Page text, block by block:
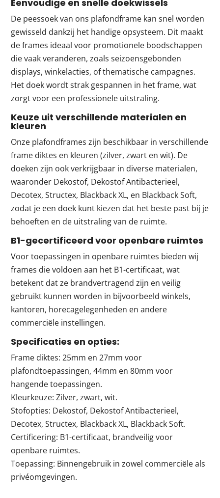
Eenvoudige en snelle doekwissels
De peessoek van ons plafondframe kan snel worden
gewisseld dankzij het handige opsysteem. Dit maakt
de frames ideaal voor promotionele boodschappen
die vaak veranderen, zoals seizoensgebonden
displays, winkelacties, of thematische campagnes.
Het doek wordt strak gespannen in het frame, wat
zorgt voor een professionele uitstraling.
Keuze uit verschillende materialen en
kleuren
Onze plafondframes zijn beschikbaar in verschillende
frame diktes en kleuren (zilver, zwart en wit). De
doeken zijn ook verkrijgbaar in diverse materialen,
waaronder Dekostof, Dekostof Antibacterieel,
Decotex, Structex, Blackback XL, en Blackback Soft,
zodat je een doek kunt kiezen dat het beste past bij je
behoeften en de uitstraling van de ruimte.
B1-gecertificeerd voor openbare ruimtes
Voor toepassingen in openbare ruimtes bieden wij
frames die voldoen aan het B1-certificaat, wat
betekent dat ze brandvertragend zijn en veilig
gebruikt kunnen worden in bijvoorbeeld winkels,
kantoren, horecagelegenheden en andere
commerciële instellingen.
Specificaties en opties:
Frame diktes: 25mm en 27mm voor
plafondtoepassingen, 44mm en 80mm voor
hangende toepassingen.
Kleurkeuze: Zilver, zwart, wit.
Stofopties: Dekostof, Dekostof Antibacterieel,
Decotex, Structex, Blackback XL, Blackback Soft.
Certificering: B1-certificaat, brandveilig voor
openbare ruimtes.
Toepassing: Binnengebruik in zowel commerciële als
privéomgevingen.